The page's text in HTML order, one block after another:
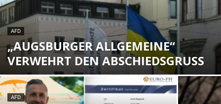
AFD
„AUGSBURGER ALLGEMEINE“
VERWEHRT DEN ABSCHIEDSGRUSS
AFD